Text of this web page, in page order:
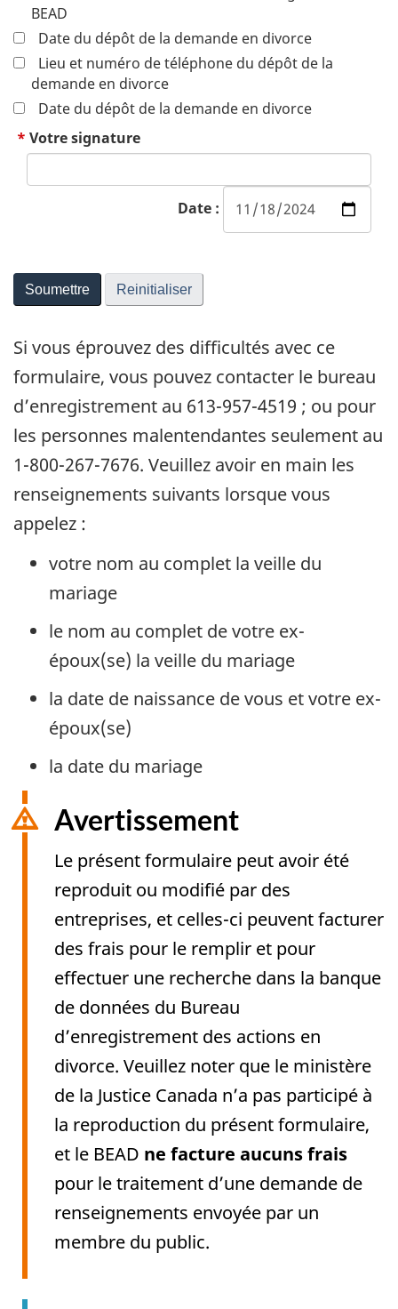
BEAD
Date du dépôt de la demande en divorce
Lieu et numéro de téléphone du dépôt de la
demande en divorce
Date du dépôt de la demande en divorce
Votre signature
Date :
Si vous éprouvez des difficultés avec ce
formulaire, vous pouvez contacter le bureau
d’enregistrement au 613-957-4519 ; ou pour
les personnes malentendantes seulement au
1-800-267-7676. Veuillez avoir en main les
renseignements suivants lorsque vous
appelez :
votre nom au complet la veille du
mariage
le nom au complet de votre ex-
époux(se) la veille du mariage
la date de naissance de vous et votre ex-
époux(se)
la date du mariage
Avertissement
Le présent formulaire peut avoir été
reproduit ou modifié par des
entreprises, et celles-ci peuvent facturer
des frais pour le remplir et pour
effectuer une recherche dans la banque
de données du Bureau
d’enregistrement des actions en
divorce. Veuillez noter que le ministère
de la Justice Canada n’a pas participé à
la reproduction du présent formulaire,
et le BEAD ne facture aucuns frais
pour le traitement d’une demande de
renseignements envoyée par un
membre du public.